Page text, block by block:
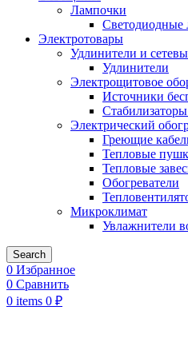
Лампочки
Светодиодные
Электротовары
Удлинители и
Удлинители
Электрощитовое
Источники
Электрический
Греющие
Тепловые
Тепловые
Обогреватели
Микроклимат
Увлажнители
Search
0 Избранное
0 Сравнить
0 items 0 ₽